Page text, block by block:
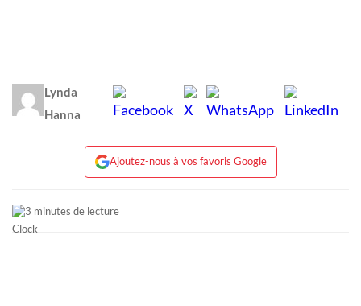
Lynda
Hanna
Ajoutez-nous à vos favoris Google
3 minutes de lecture